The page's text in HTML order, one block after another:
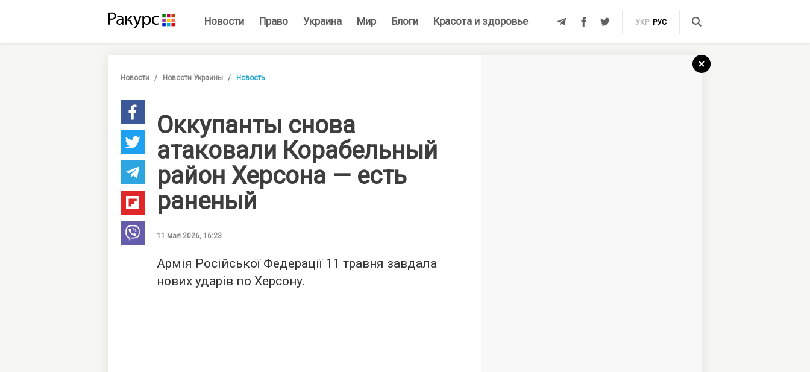
Новости Право Украина Мир Блоги Красота и здоровье УКР РУС
Новости Новости Украины Новость
Оккупанты снова
атаковали Корабельный
район Херсона — есть
раненый
11 мая 2026, 16:23
Армія Російської Федерації 11 травня завдала
нових ударів по Херсону.